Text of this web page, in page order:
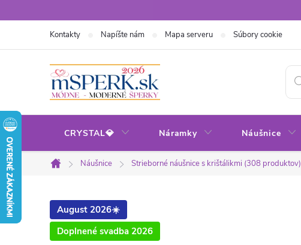
na
Kontakty Napíšte nám Mapa serveru Súbory cookie
CRYSTAL💎 Náramky Náušnice
Domov
Náušnice Strieborné náušnice s krištálikmi (308 produktov)
August 2026☀️
Doplnené svadba 2026